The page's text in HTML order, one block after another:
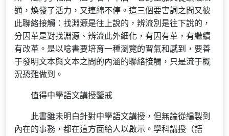
通，煥發了活力，又連綿不停。這三個要害詞之間又彼
此聯絡接觸：找淵源是往上說的，辨流別是往下說的，
分因革是對找淵源、辨流此外細化，有因有革，有繼續
有改革。是以唸書要培育一種瀏覽的習氣和感到，要善
于發明文本與文本之間的內涵的聯絡接觸，只是流于概
況恐難做到。
值得中學語文講授鑒戒
此書雖未明白針對中學語文講授，但無論從編製到
內在的事務，都在這方面給人以啟示。學科講授（語